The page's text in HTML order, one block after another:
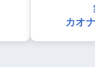
カオ